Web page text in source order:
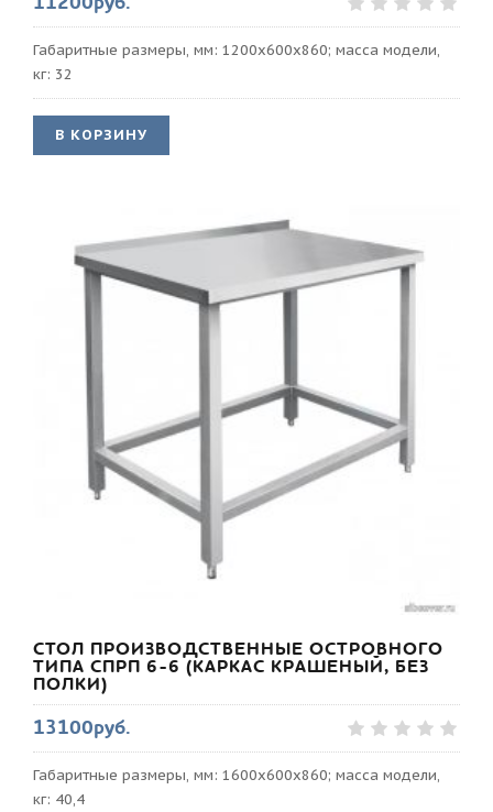
Габаритные размеры, мм: 1200х600х860; масса модели,
кг: 32
В КОРЗИНУ
СТОЛ ПРОИЗВОДСТВЕННЫЕ ОСТРОВНОГО
ТИПА СПРП 6-6 (КАРКАС КРАШЕНЫЙ, БЕЗ
ПОЛКИ)
13100руб.
Габаритные размеры, мм: 1600х600х860; масса модели,
кг: 40,4